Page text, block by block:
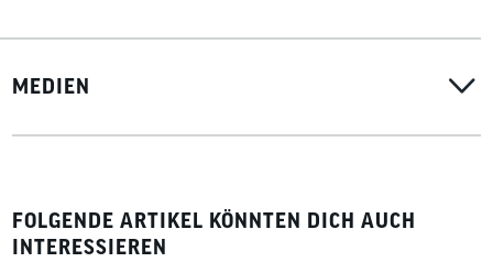
MEDIEN
FOLGENDE ARTIKEL KÖNNTEN DICH AUCH
INTERESSIEREN